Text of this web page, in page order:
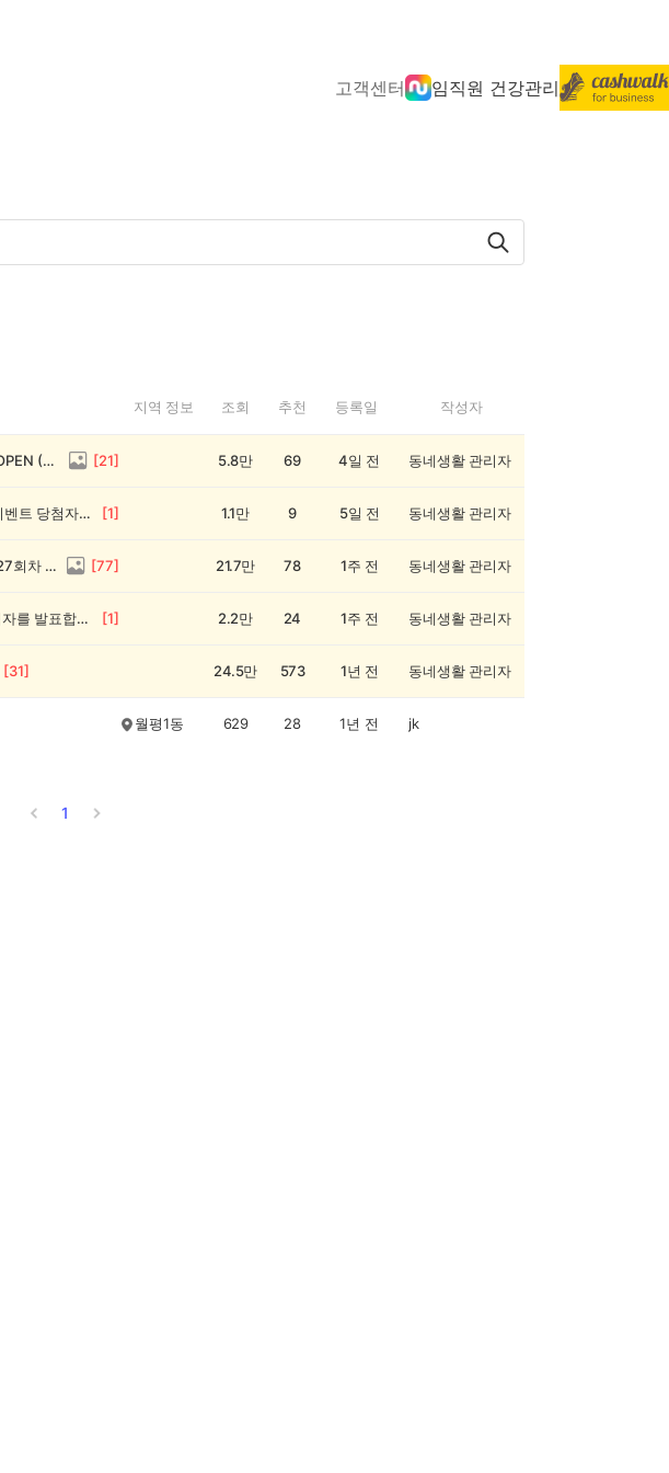
고객센터 임직원 건강관리
지역 정보 조회 추천 등록일 작성자
전원 1,000캐시! 🥳 우리 동네 썰전 14회차 OPEN (~8/17) [21] 5.8만 69 4일 전 동네생활 관리자
💰[당첨자 발표] 26회차 우리 동네 정보왕 이벤트 당첨자를 발표합니다! [1] 1.1만 9 5일 전 동네생활 관리자
💸 전원 2,000캐시 지급! 우리 동네 정보왕 27회차 (~8/10) [77] 21.7만 78 1주 전 동네생활 관리자
💰[당첨자 발표] 우리 동네 썰전 12회차 당첨자를 발표합니다! [1] 2.2만 24 1주 전 동네생활 관리자
[31] 24.5만 573 1년 전 동네생활 관리자
월평1동 629 28 1년 전 jk
1